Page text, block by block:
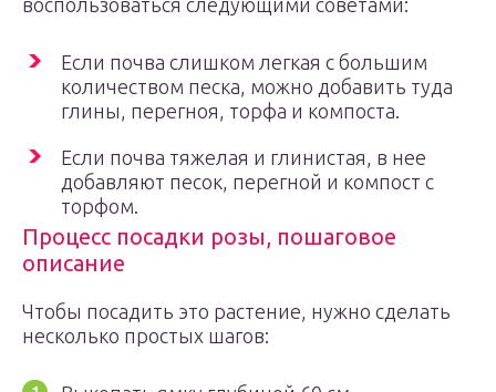
воспользоваться следующими советами:
Если почва слишком легкая с большим
количеством песка, можно добавить туда
глины, перегноя, торфа и компоста.
Если почва тяжелая и глинистая, в нее
добавляют песок, перегной и компост с
торфом.
Процесс посадки розы, пошаговое
описание
Чтобы посадить это растение, нужно сделать
несколько простых шагов: